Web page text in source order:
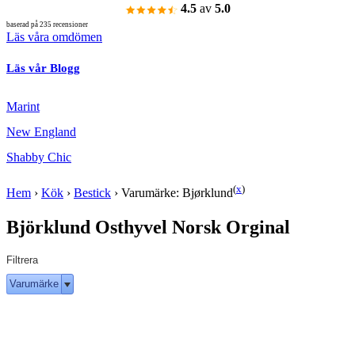
4.5 av 5.0
baserad på 235 recensioner
Läs våra omdömen
Läs vår Blogg
Marint
New England
Shabby Chic
Hem › Kök › Bestick › Varumärke: Bjørklund(x)
Björklund Osthyvel Norsk Orginal
Filtrera
Varumärke